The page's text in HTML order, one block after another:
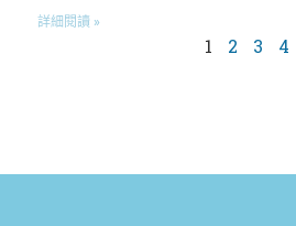
詳細閱讀 »
1 2 3 4